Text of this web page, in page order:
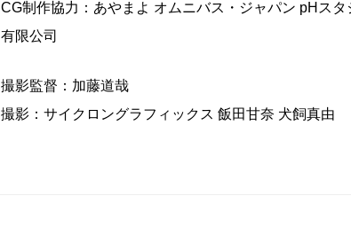
CG制作協力：あやまよ オムニバス・ジャパン pHス
有限公司
撮影監督：加藤道哉
撮影：サイクロングラフィックス 飯田甘奈 犬飼真由